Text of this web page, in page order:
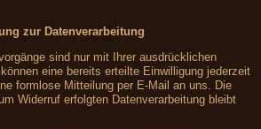
zur Datenverarbeitung
sind nur mit Ihrer ausdrücklichen
eine bereits erteilte Einwilligung jederzeit
formlose Mitteilung per E-Mail an uns. Die
Widerruf erfolgten Datenverarbeitung bleibt